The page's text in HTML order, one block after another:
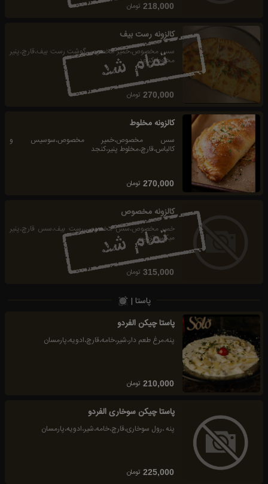
218,000 تومان
کالزونه رست بیف
سس مخصوص،خمیر مخصوص،گوشت رست بیف،قارچ،پنیر
مخلوط،کنجد
270,000 تومان
کالزونه مخلوط
سس مخصوص،خمیر مخصوص،سوسیس و
کالباس،قارچ،مخلوط پنیر،کنجد
270,000 تومان
کالزونه مخصوص
خمیر مخصوص،سس مخصوص،رست بیف،سس قارچ،پنیر
میکس،تزیین
315,000 تومان
پاستا |
پاستا چیکن الفردو
پنه،مرغ طعم دار،شیر،خامه،قارچ،ادویه،پارمسان
210,000 تومان
پاستا چیکن سوخاری الفردو
پنه ،رول سوخاری،قارچ،خامه،شیر،ادویه،پارمسان
225,000 تومان